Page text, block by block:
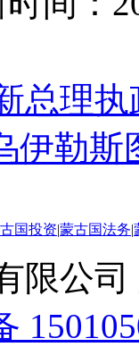
总理
伊勒
国投资 蒙古国法务
限公